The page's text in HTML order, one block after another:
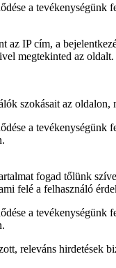
a tevékenységünk
az IP cím, a
megtekinted az oldalt.
szokásait az
a
fogad tőlünk
felé a felhasználó
a
releváns